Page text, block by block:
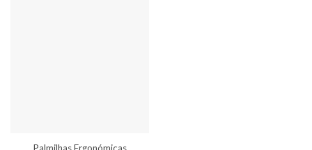
Palmilhas Ergonómicas